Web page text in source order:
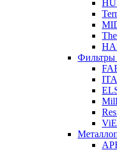
Фильтры